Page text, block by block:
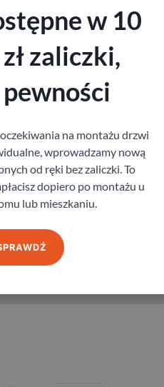
w 10
zaliczki,
na montażu drzwi
wprowadzamy nową
od ręki bez zaliczki. To
dopiero po montażu u
lub mieszkaniu.